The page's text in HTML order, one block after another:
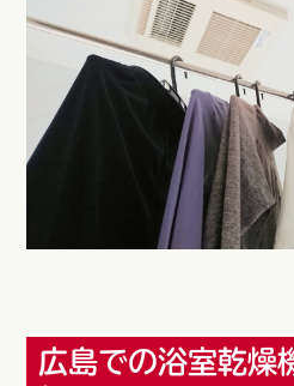
広島での浴室乾燥